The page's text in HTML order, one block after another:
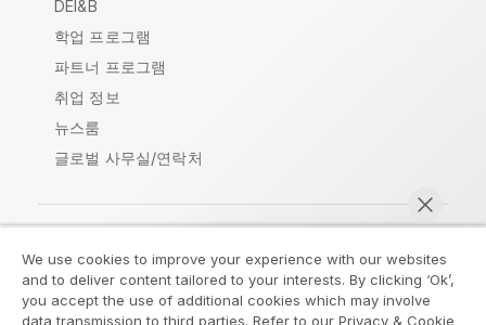
DEI&B
학업 프로그램
파트너 프로그램
취업 정보
뉴스룸
글로벌 사무실/연락처
Qlik Community
We use cookies to improve your experience with our websites
and to deliver content tailored to your interests. By clicking ‘Ok’,
you accept the use of additional cookies which may involve
data transmission to third parties. Refer to our Privacy & Cookie